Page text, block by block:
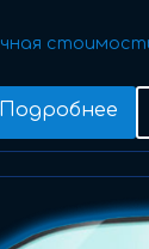
Подробнее